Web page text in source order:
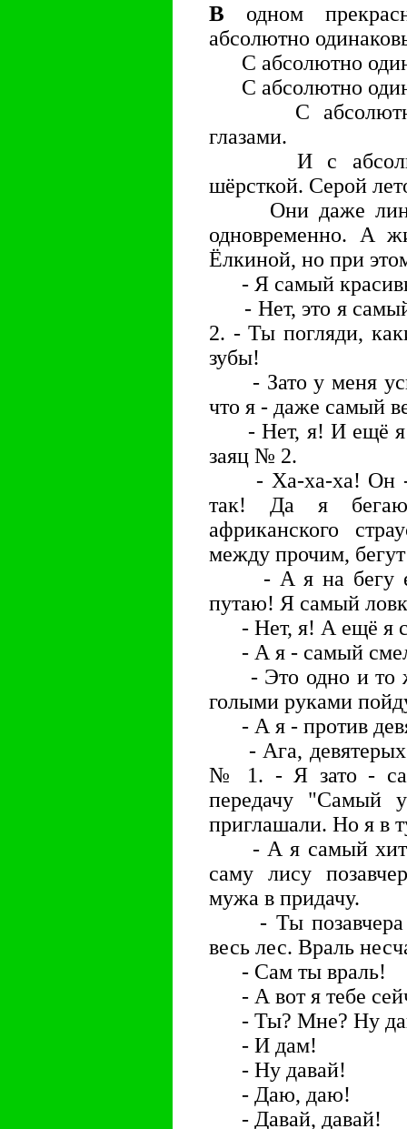
В одном
абсолютно
С абсолютно
С абсолютно
С абсолютно
глазами.
И с
шёрсткой. Серой
Они даже
одновременно. А
Ёлкиной, но при
- Я самый
- Нет, это я
2. - Ты погляди,
зубы!
- Зато у меня
что я - даже самый
- Нет, я! И ещё я
заяц № 2.
- Ха-ха-ха! Он -
так! Да я
африканского
между прочим,
- А я на бегу
путаю! Я самый
- Нет, я! А ещё я
- А я - самый
- Это одно и то
голыми руками
- А я - против
- Ага, девятерых
№ 1. - Я зато -
передачу "Самый
приглашали. Но я в
- А я самый
саму лису
мужа в придачу.
- Ты позавчера
весь лес. Враль
- Сам ты враль!
- А вот я тебе
- Ты? Мне? Ну
- И дам!
- Ну давай!
- Даю, даю!
- Давай, давай!